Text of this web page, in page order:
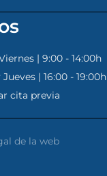
| 9:00 - 14:00h
| 16:00 - 19:00h
cita previa
de la web